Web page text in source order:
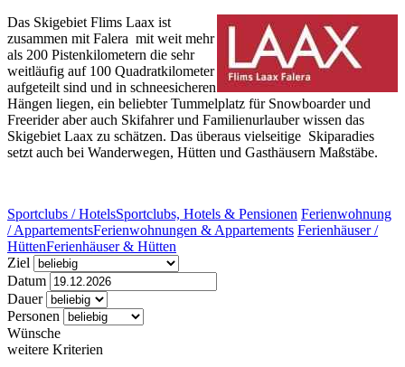
Das Skigebiet Flims Laax ist
zusammen mit Falera mit weit mehr
als 200 Pistenkilometern die sehr
weitläufig auf 100 Quadratkilometer
aufgeteilt sind und in schneesicheren
Hängen liegen, ein beliebter Tummelplatz für Snowboarder und
Freerider aber auch Skifahrer und Familienurlauber wissen das
Skigebiet Laax zu schätzen. Das überaus vielseitige Skiparadies
setzt auch bei Wanderwegen, Hütten und Gasthäusern Maßstäbe.
Sportclubs / HotelsSportclubs, Hotels & Pensionen Ferienwohnung
/ AppartementsFerienwohnungen & Appartements Ferienhäuser /
HüttenFerienhäuser & Hütten
Ziel
Datum
Dauer
Personen
Wünsche
weitere Kriterien